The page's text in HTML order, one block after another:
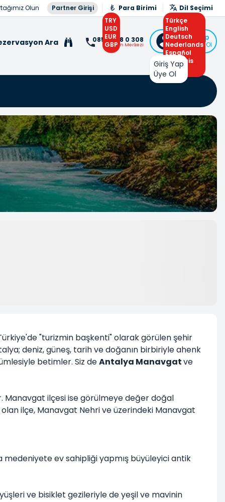
Olun Partner Girişi
Para Birimi
TRY
USD
EUR
GBP
Dil Seçimi
Türkçe
English
Deutsch
Nederlands
Español
Français
Arabic
Ara 0850 308 0 308
İletişim Merkezi
Giriş Yap
veya Üye Ol
Giriş Yap
Üye Ol
"turizmin başkenti" olarak görülen şehir
deniz, güneş, tarih ve doğanın birbiriyle ahenk
betimler. Siz deAntalya Manavgatve
Manavgat ilçesi ise görülmeye değer doğal
olan ilçe, Manavgat Nehri ve üzerindeki Manavgat
ev sahipliği yapmış büyüleyici antik
ve bisiklet gezileriyle de yeşil ve mavinin